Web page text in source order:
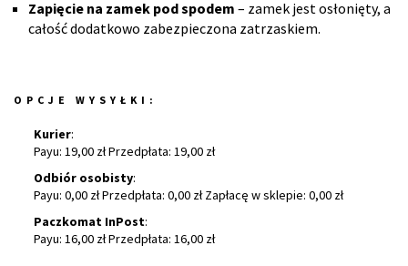
Zapięcie na zamek pod spodem – zamek jest osłonięty, a
całość dodatkowo zabezpieczona zatrzaskiem.
OPCJE WYSYŁKI:
Kurier:
Payu: 19,00 zł Przedpłata: 19,00 zł
Odbiór osobisty:
Payu: 0,00 zł Przedpłata: 0,00 zł Zapłacę w sklepie: 0,00 zł
Paczkomat InPost:
Payu: 16,00 zł Przedpłata: 16,00 zł